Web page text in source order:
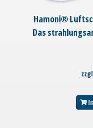
Hamoni®
Das